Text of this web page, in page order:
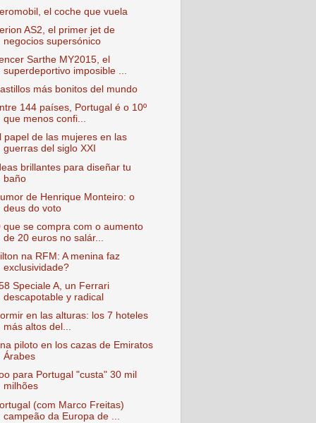
el coche que vuela
AS2, el primer jet de
negocios supersónico
Sarthe MY2015, el
superdeportivo imposible ...
más bonitos del mundo
144 países, Portugal é o 10º
que menos confi...
papel de las mujeres en las
guerras del siglo XXI
brillantes para diseñar tu
baño
de Henrique Monteiro: o
deus do voto
que se compra com o aumento
de 20 euros no salár...
na RFM: A menina faz
exclusividade?
Speciale A, un Ferrari
descapotable y radical
en las alturas: los 7 hoteles
más altos del...
piloto en los cazas de Emiratos
Árabes
para Portugal "custa" 30 mil
milhões
(com Marco Freitas)
campeão da Europa de ...